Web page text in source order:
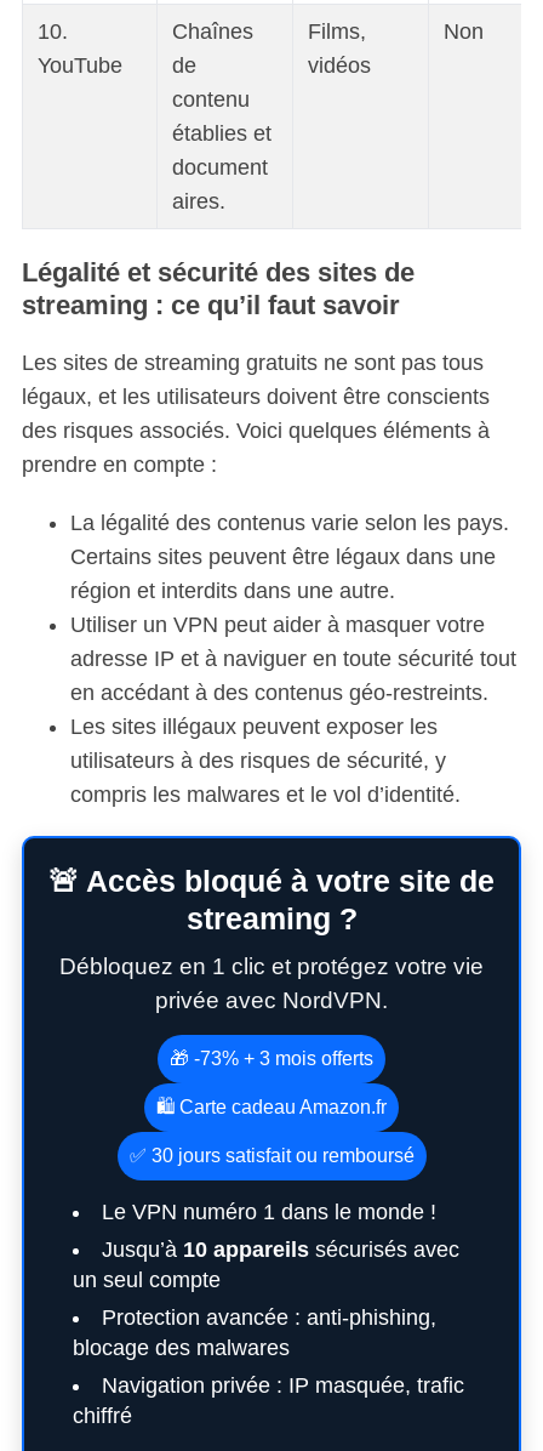
10.
YouTube
Chaînes
de
contenu
établies et
document
aires.
Films,
vidéos
Non
Légalité et sécurité des sites de
streaming : ce qu’il faut savoir
Les sites de streaming gratuits ne sont pas tous
légaux, et les utilisateurs doivent être conscients
des risques associés. Voici quelques éléments à
prendre en compte :
La légalité des contenus varie selon les pays.
Certains sites peuvent être légaux dans une
région et interdits dans une autre.
Utiliser un VPN peut aider à masquer votre
adresse IP et à naviguer en toute sécurité tout
en accédant à des contenus géo-restreints.
Les sites illégaux peuvent exposer les
utilisateurs à des risques de sécurité, y
compris les malwares et le vol d’identité.
🚨 Accès bloqué à votre site de
streaming ?
Débloquez en 1 clic et protégez votre vie
privée avec NordVPN.
🎁 -73% + 3 mois offerts
🛍️ Carte cadeau Amazon.fr
✅ 30 jours satisfait ou remboursé
Le VPN numéro 1 dans le monde !
Jusqu’à 10 appareilssécurisés avec
un seul compte
Protection avancée : anti-phishing,
blocage des malwares
Navigation privée : IP masquée, trafic
chiffré
S